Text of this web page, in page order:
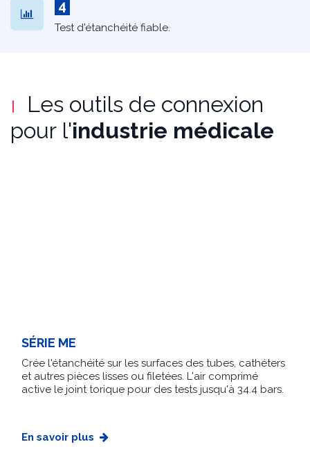
4
Test d'étanchéité fiable.
Les outils de connexion
pour l'industrie médicale
SÉRIE ME
Crée l'étanchéité sur les surfaces des tubes, cathéters
et autres pièces lisses ou filetées. L'air comprimé
active le joint torique pour des tests jusqu'à 34.4 bars.
En savoir plus